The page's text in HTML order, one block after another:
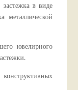
в виде
металлической
ювелирного